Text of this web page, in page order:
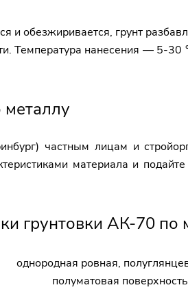
и обезжиривается, грунт
Температура нанесения — 5-
металлу
частным лицам и
материала и
грунтовки АК-70 по
однородная ровная,
полуматовая поверхность